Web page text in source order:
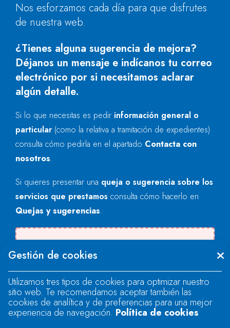
Nos esforzamos cada día para que disfrutes
de nuestra web.
¿Tienes alguna sugerencia de mejora?
Déjanos un mensaje e indícanos tu correo
electrónico por si necesitamos aclarar
algún detalle.
Si lo que necesitas es pedir información general o
particular (como la relativa a tramitación de expedientes)
consulta cómo pedirla en el apartado Contacta con
nosotros.
Si quieres presentar una queja o sugerencia sobre los
servicios que prestamos consulta cómo hacerlo en
Quejas y sugerencias.
"text".
Se produjo un error al cargar el campo
"text".
Gestión de cookies
Utilizamos tres tipos de cookies para optimizar nuestro
sitio web. Te recomendamos aceptar también las
cookies de analítica y de preferencias para una mejor
experiencia de navegación. Política de cookies